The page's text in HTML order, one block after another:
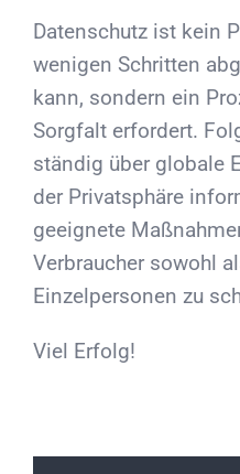
Datenschutz ist kein
wenigen Schritten
kann, sondern ein
Sorgfalt erfordert.
ständig über globale
der Privatsphäre
geeignete
Verbraucher sowohl
Einzelpersonen zu
Viel Erfolg!